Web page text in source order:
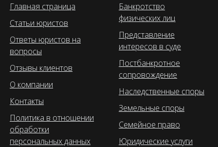
Главная страница
Статьи юристов
Ответы юристов на
вопросы
Отзывы клиентов
О компании
Контакты
Политика в отношении
обработки
персональных данных
Банкротство
физических лиц
Представление
интересов в суде
Постбанкротное
сопровождение
Наследственные споры
Земельные споры
Семейное право
Юридические услуги